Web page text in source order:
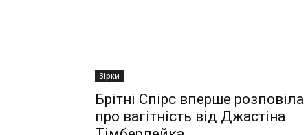
Зірки
Брітні Спірс вперше розповіла
про вагітність від Джастіна